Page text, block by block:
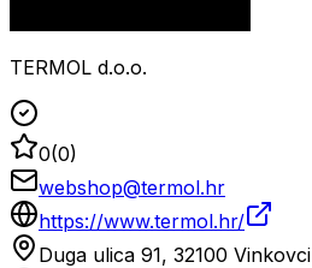
TERMOL d.o.o.
0(0)
webshop@termol.hr
https://www.termol.hr/
Duga ulica 91, 32100 Vinkovci